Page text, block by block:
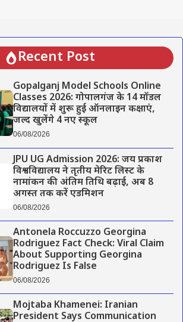
Recent Post
Gopalganj Model Schools Online
Classes 2026: गोपालगंज के 14 मॉडल
विद्यालयों में शुरू हुई ऑनलाइन कक्षाएं,
जल्द खुलेंगे 4 नए स्कूल
06/08/2026
JPU UG Admission 2026: जय प्रकाश
विश्वविद्यालय ने तृतीय मेरिट लिस्ट के
नामांकन की अंतिम तिथि बढ़ाई, अब 8
अगस्त तक करें एडमिशन
06/08/2026
Antonela Roccuzzo Georgina
Rodriguez Fact Check: Viral Claim
About Supporting Georgina
Rodriguez Is False
06/08/2026
Mojtaba Khamenei: Iranian
President Says Communication